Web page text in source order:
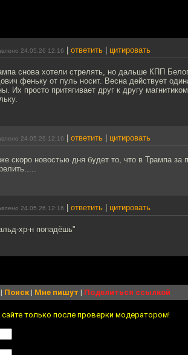
24.05.26 12:16 ответить цитировать
снова хотели стрелять, но дальше КПП
феньку от пуль носит. Весна действует
Их просто притягивает друг к другу
24.05.26 12:16 ответить цитировать
скоро новостью дня будет то, что в Трампа
24.05.26 12:16 ответить цитировать
хр-н попадёшь"
| Поиск| Мне пишут | Поделиться ссылкой
только после проверки модератором!